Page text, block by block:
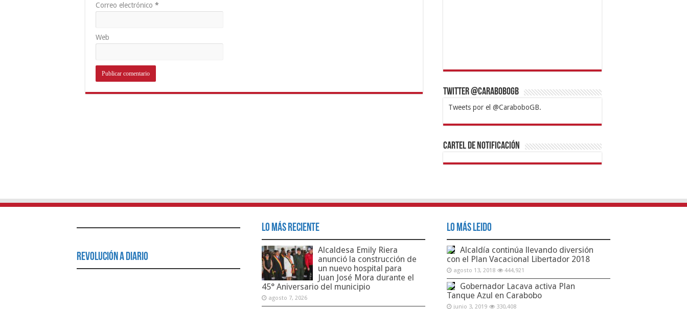
Correo electrónico *
Web
Twitter @CaraboboGB
Tweets por el @CaraboboGB.
1xbetBetturkeyBetistKralbetSupertotobetTipobet
https://mvbcasino.com/
Cartel de Notificación
Revolución a Diario
Lo Más Reciente
Alcaldesa Emily Riera
anunció la construcción de
un nuevo hospital para
Juan José Mora durante el
45° Aniversario del municipio
agosto 7, 2026
Lo Más Leido
Alcaldía continúa llevando diversión
con el Plan Vacacional Libertador 2018
agosto 13, 2018 444,921
Gobernador Lacava activa Plan
Tanque Azul en Carabobo
junio 3, 2019 330,408